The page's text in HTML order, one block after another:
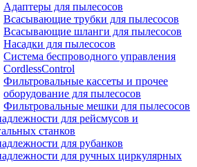
Адаптеры для пылесосов
Всасывающие трубки для пылесосов
Всасывающие шланги для пылесосов
Насадки для пылесосов
Система беспроводного управления
CordlessControl
Фильтровальные кассеты и прочее
оборудование для пылесосов
Фильтровальные мешки для пылесосов
для рейсмусов и
станков
для рубанков
для ручных циркулярных